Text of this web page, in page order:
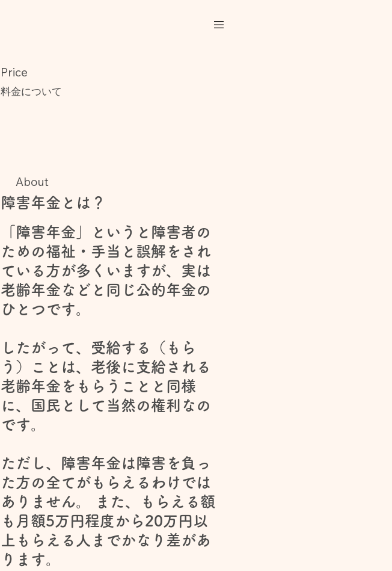
Price
料金について
About
障害年金とは？
「障害年金」というと障害者の
ための福祉・手当と誤解をされ
ている方が多くいますが、実は
老齢年金などと同じ公的年金の
ひとつです。
したがって、受給する（もら
う）ことは、老後に支給される
老齢年金をもらうことと同様
に、国民として当然の権利なの
です。
ただし、障害年金は障害を負っ
た方の全てがもらえるわけでは
ありません。 また、もらえる額
も月額5万円程度から20万円以
上もらえる人までかなり差があ
ります。